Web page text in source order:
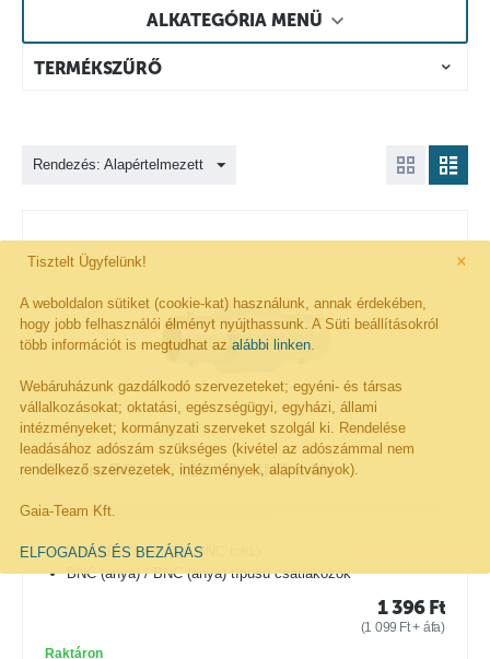
×
Tisztelt Ügyfelünk!
A weboldalon sütiket (cookie-kat) használunk, annak érdekében,
hogy jobb felhasználói élményt nyújthassunk. A Süti beállításokról
több információt is megtudhat az alábbi linken.
Webáruházunk gazdálkodó szervezeteket; egyéni- és társas
vállalkozásokat; oktatási, egészségügyi, egyházi, állami
intézményeket; kormányzati szerveket szolgál ki. Rendelése
leadásához adószám szükséges (kivétel az adószámmal nem
rendelkező szervezetek, intézmények, alapítványok).
Gaia-Team Kft.
ELFOGADÁS ÉS BEZÁRÁS
ALKATEGÓRIA MENÜ
TERMÉKSZŰRŐ
Rendezés: Alapértelmezett
Canare BCJ-JK 12G-SDI BNC toldó
12G-SDI 75 Ohmos BNC toldó
BNC (anya) / BNC (anya) típusú csatlakozók
1 396 Ft
(1 099 Ft+ áfa)
Raktáron